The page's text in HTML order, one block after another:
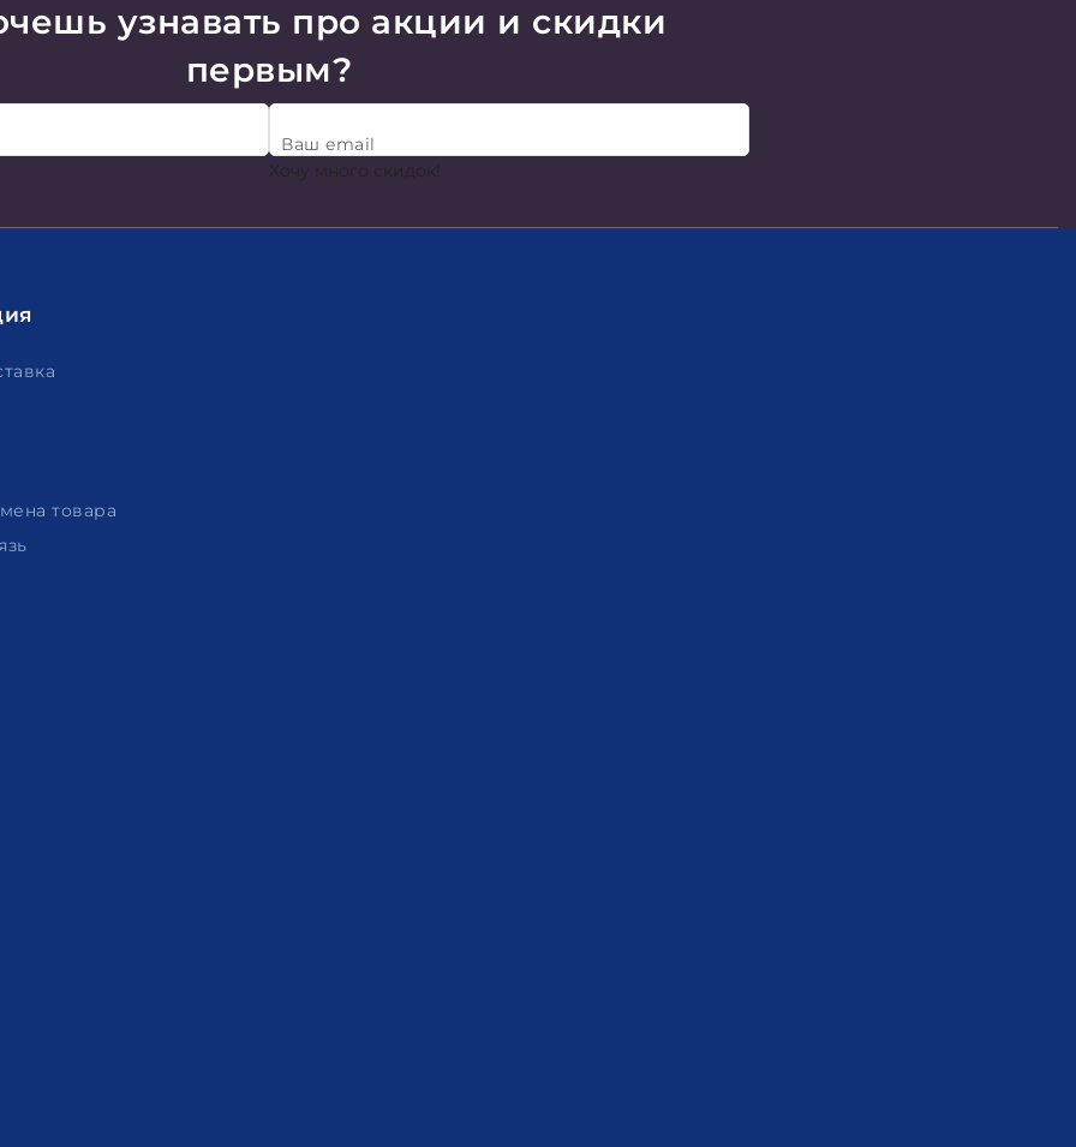
узнавать про акции и скидки
первым?
Ваш email
Хочу много скидок!
товара